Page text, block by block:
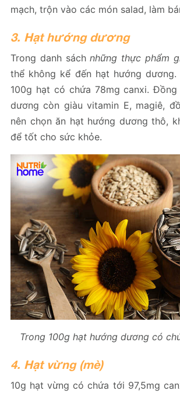
mạch, trộn vào các món salad, làm
3. Hạt hướng dương
Trong danh sáchnhững thực phẩm
thể không kể đến hạt hướng
100g hạt có chứa 78mg canxi.
dương còn giàu vitamin E, magiê,
nên chọn ăn hạt hướng dương thô,
để tốt cho sức khỏe.
Trong 100g hạt hướng dương có
4. Hạt vừng (mè)
10g hạt vừng có chứa tới 97,5mg